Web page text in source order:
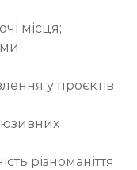
місця;
у проєктів
різноманіття